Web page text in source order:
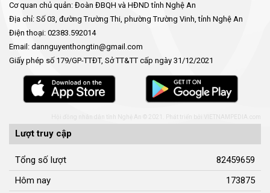
Cơ quan chủ quản: Đoàn ĐBQH và HĐND tỉnh Nghệ An
Địa chỉ: Số 03, đường Trường Thi, phường Trường Vinh, tỉnh Nghệ An
Điện thoại: 02383.592014
Email: dannguyenthongtin@gmail.com
Giấy phép số 179/GP-TTĐT, Sở TT&TT cấp ngày 31/12/2021
Hội đồng nhân dân tỉnh Nghệ An © 2021. Phát triển bởi
Lượt truy cập
Tổng số lượt
82459659
Hôm nay
173875